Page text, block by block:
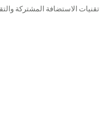
تقنيات الاستضافة المشتركة